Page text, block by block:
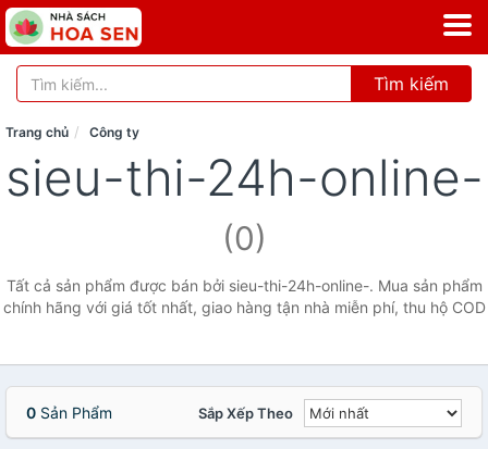
Tìm kiếm
Trang chủ Công ty
sieu-thi-24h-online-
(0)
Tất cả sản phẩm được bán bởi sieu-thi-24h-online-. Mua sản phẩm
chính hãng với giá tốt nhất, giao hàng tận nhà miễn phí, thu hộ COD
0 Sản Phẩm Sắp Xếp Theo